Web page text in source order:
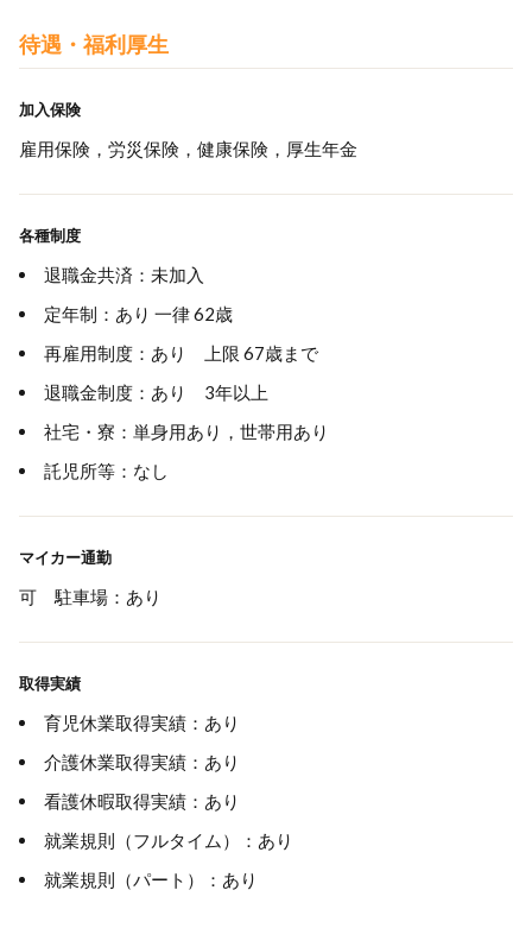
待遇・福利厚生
加入保険
雇用保険，労災保険，健康保険，厚生年金
各種制度
退職金共済：未加入
定年制：あり 一律 62歳
再雇用制度：あり 上限 67歳まで
退職金制度：あり 3年以上
社宅・寮：単身用あり，世帯用あり
託児所等：なし
マイカー通勤
可 駐車場：あり
取得実績
育児休業取得実績：あり
介護休業取得実績：あり
看護休暇取得実績：あり
就業規則（フルタイム）：あり
就業規則（パート）：あり